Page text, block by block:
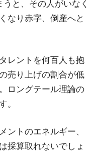
と、その人がいなく
なり赤字、倒産へと
レントを何百人も抱
売り上げの割合が低
ロングテール理論の
。
ントのエネルギー、
採算取れないでしょ